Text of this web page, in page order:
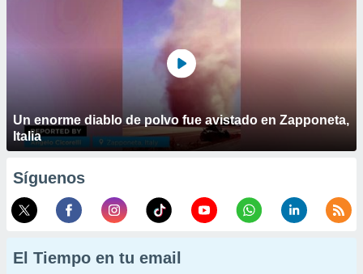
Un enorme diablo de polvo fue avistado en Zapponeta,
Italia
Síguenos
El Tiempo en tu email